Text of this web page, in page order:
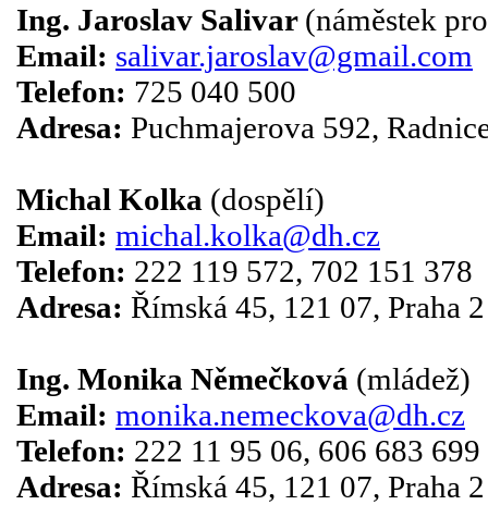
Ing. Jaroslav Salivar (náměstek
Email: salivar.jaroslav@gmail.com
Telefon: 725 040 500
Adresa: Puchmajerova 592,
Michal Kolka (dospělí)
Email: michal.kolka@dh.cz
Telefon: 222 119 572, 702 151 378
Adresa: Římská 45, 121 07, Praha 2
Ing. Monika Němečková (mládež)
Email: monika.nemeckova@dh.cz
Telefon: 222 11 95 06, 606 683 699
Adresa: Římská 45, 121 07, Praha 2